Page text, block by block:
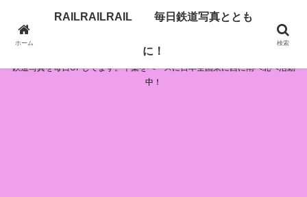
RAILRAILRAIL 毎日鉄道写真とともに！
鉄道写真を毎日UPしてます。千葉をベースに日本全国東に西に南へ北へ活動
中！
ホーム
RAILRAILRAIL 毎日鉄道写真ととも
に！
検索